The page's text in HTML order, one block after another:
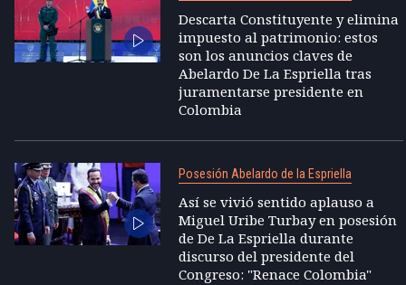
Descarta Constituyente y elimina
impuesto al patrimonio: estos
son los anuncios claves de
Abelardo De La Espriella tras
juramentarse presidente en
Colombia
Posesión Abelardo de la Espriella
Así se vivió sentido aplauso a
Miguel Uribe Turbay en posesión
de De La Espriella durante
discurso del presidente del
Congreso: "Renace Colombia"